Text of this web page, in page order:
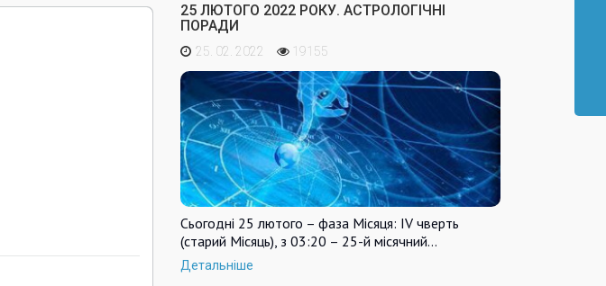
25 ЛЮТОГО 2022 РОКУ. АСТРОЛОГІЧНІ
ПОРАДИ
25. 02. 2022 19155
Сьогодні 25 лютого – фаза Місяця: IV чверть
(старий Місяць), з 03:20 – 25-й місячний…
Детальніше